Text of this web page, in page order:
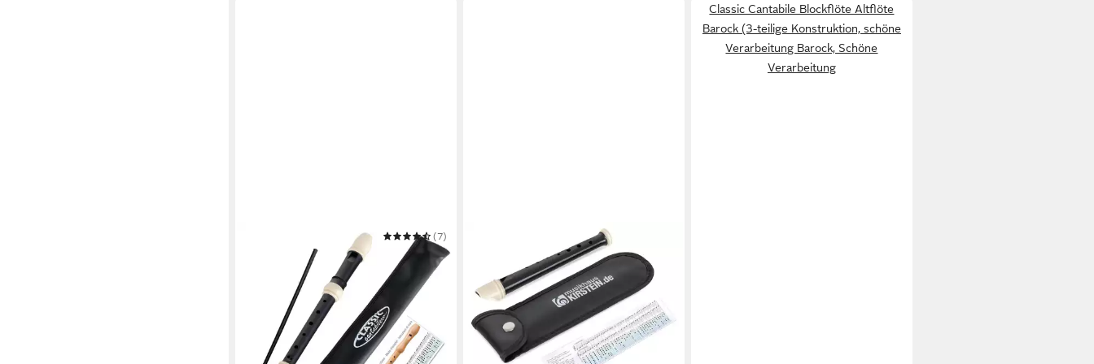
Blockflöte Stellina Sopranblockflöte
(7)
in 2-3 Werktagen bei dir
Blockflöte Garklein Flöte -
Sopranino-Blockflöte aus Kunststoff
13,89 €
in 2-3 Werktagen bei dir
Classic Cantabile Blockflöte Altflöte
Barock (3-teilige Konstruktion, schöne
Verarbeitung Barock, Schöne
Verarbeitung